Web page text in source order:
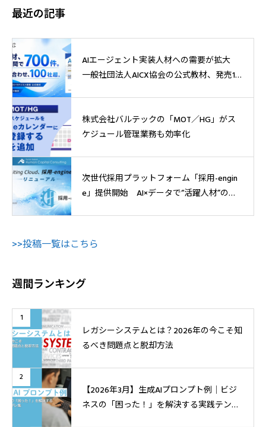
最近の記事
AIエージェント実装人材への需要が拡大
一般社団法人AICX協会の公式教材、発売1
株式会社バルテックの「MOT／HG」がス
ケジュール管理業務も効率化
次世代採用プラットフォーム「採用-engin
e」提供開始 AI×データで“活躍人材”の獲
>>投稿一覧はこちら
週間ランキング
1
レガシーシステムとは？2026年の今こそ知
るべき問題点と脱却方法
2
【2026年3月】生成AIプロンプト例│ビジ
ネスの「困った！」を解決する実践テンプ